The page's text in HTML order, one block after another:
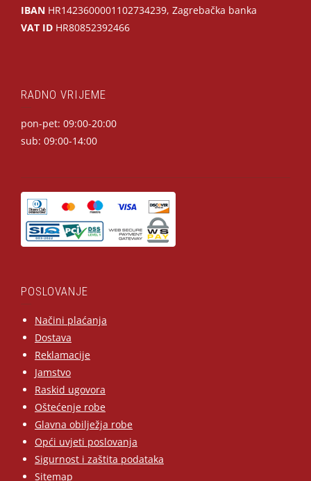
IBAN HR1423600001102734239, Zagrebačka banka
VAT ID HR80852392466
RADNO VRIJEME
pon-pet: 09:00-20:00
sub: 09:00-14:00
POSLOVANJE
Načini plaćanja
Dostava
Reklamacije
Jamstvo
Raskid ugovora
Oštećenje robe
Glavna obilježja robe
Opći uvjeti poslovanja
Sigurnost i zaštita podataka
Sitemap